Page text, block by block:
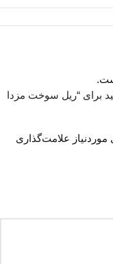
برای “ریل سوخت مزدا
علامت‌گذاری